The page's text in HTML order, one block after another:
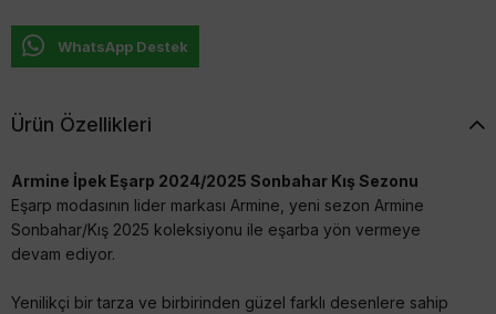
WhatsApp Destek
Ürün Özellikleri
Armine İpek Eşarp 2024/2025 Sonbahar Kış Sezonu
Eşarp modasının lider markası Armine, yeni sezon Armine
Sonbahar/Kış 2025 koleksiyonu ile eşarba yön vermeye
devam ediyor.
Yenilikçi bir tarza ve birbirinden güzel farklı desenlere sahip